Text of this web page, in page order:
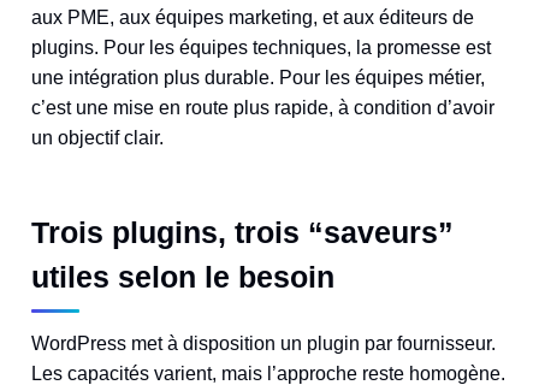
aux PME, aux équipes marketing, et aux éditeurs de
plugins. Pour les équipes techniques, la promesse est
une intégration plus durable. Pour les équipes métier,
c’est une mise en route plus rapide, à condition d’avoir
un objectif clair.
Trois plugins, trois “saveurs”
utiles selon le besoin
WordPress met à disposition un plugin par fournisseur.
Les capacités varient, mais l’approche reste homogène.